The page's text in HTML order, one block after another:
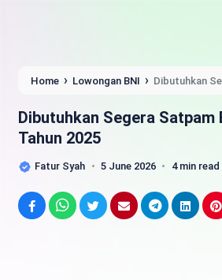
Home › Lowongan BNI › Dibutuhkan
Dibutuhkan Segera Satpam
Tahun 2025
Fatur Syah 5 June 2026 4 min read